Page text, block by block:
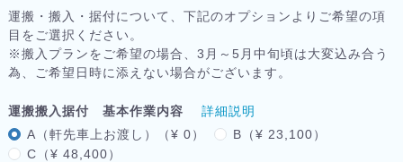
運搬・搬入・据付について、下記のオプションよりご希望の項
目をご選択ください。
※搬入プランをご希望の場合、3月～5月中旬頃は大変込み合う
為、ご希望日時に添えない場合がございます。
運搬搬入据付 基本作業内容
詳細説明
A（軒先車上お渡し）（¥ 0）
B（¥ 23,100）
C（¥ 48,400）